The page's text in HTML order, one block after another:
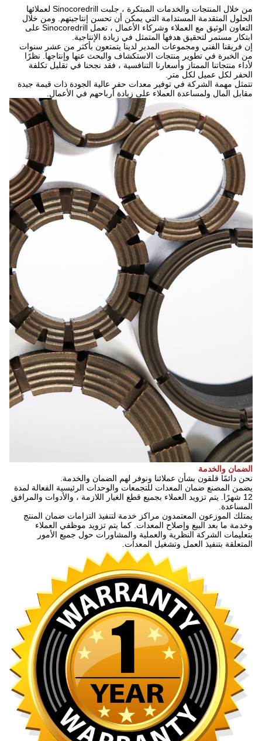
من خلال المنتجات والخدمات المبتكرة ، جلبت Sinocoredrill لعملائها
الحلول المتقدمة المستدامة التي يمكن أن تحسن إنتاجيتهم.
ومن خلال
التعاون الوثيق مع العملاء وشركاء الأعمال ، تعمل Sinocoredrill على
ابتكار مستمر لتحقيق هدفها المتمثل في زيادة الإنتاجية.
إن فريقنا الفني ومجموعات المدير لدينا يتمتعون بأكثر من عشر سنوات
من الخبرة في تطوير منتجات الاستكشاف والبحث عنها وإنتاجها.
نظرًا
لأداء منتجاتنا الممتاز وأسعارنا التنافسية ، فقد نجحنا في تقليل تكلفة
الحفر لكل عميل لكل متر.
تتمثل مهمة الشركة في توفير معدات حفر عالية الجودة ذات قيمة جيدة
مقابل المال ولمساعدة العملاء على زيادة أرباحهم في الأعمال.
الضمان والخدمة
نحن دائمًا قلقون بشأن عملائنا ونوفر لهم الضمان والخدمة.
يضمن المصنع ضمان المعدات للتجمعات والوحدات الرئيسية الفعالة لمدة
12 شهرًا.
يتم تزويد العملاء بجميع قطع الغيار اللازمة ، والأدوات والمرافق
المساعدة.
يمتلك الموزعون المعتمدون مراكز خدمة لتنفيذ التزامات ضمان المنتج
وخدمة ما بعد البيع وإصلاح المعدات. كما يتم تزويد موظفي العملاء
بتعليمات الشركة النظرية والعملية والمشاورات حول جميع الأمور
المتعلقة بتنفيذ العمل وتشغيل المعدات.